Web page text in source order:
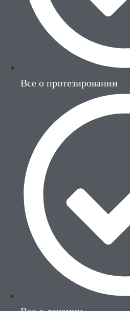
Все о протезировании